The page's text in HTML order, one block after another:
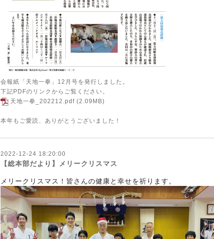
会報紙「天地一拳」12月号を発行しました。
下記PDFのリンクからご覧ください。
天地一拳_202212.pdf (2.09MB)
本年もご愛読、ありがとうございました！
2022-12-24 18:20:00
【総本部だより】メリークリスマス
メリークリスマス！皆さんの健康と幸せを祈ります。